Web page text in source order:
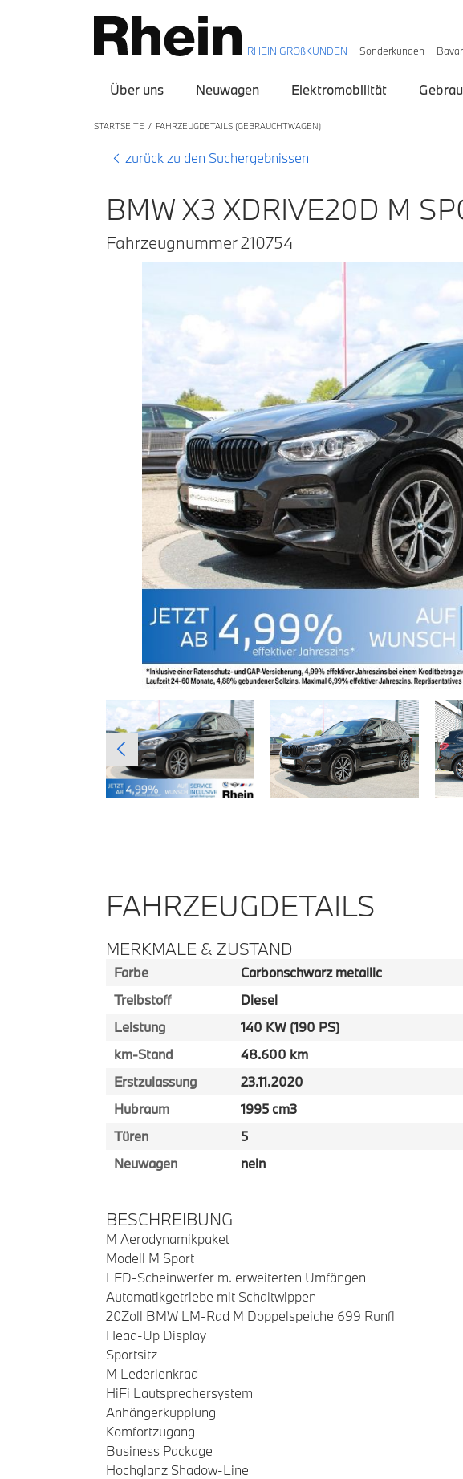
RHEIN GROßKUNDEN Sonderkunden
Über uns Neuwagen Elektromobilität
STARTSEITE FAHRZEUGDETAILS (GEBRAUCHTWAGEN)
zurück zu den Suchergebnissen
BMW X3 XDRIVE20D M
Fahrzeugnummer 210754
FAHRZEUGDETAILS
MERKMALE & ZUSTAND
Farbe
Carbonschwarz metallic
Treibstoff
Diesel
Leistung
140 KW (190 PS)
km-Stand
48.600 km
Erstzulassung
23.11.2020
Hubraum
1995 cm3
Türen
5
Neuwagen
nein
BESCHREIBUNG
M Aerodynamikpaket
Modell M Sport
LED-Scheinwerfer m. erweiterten Umfängen
Automatikgetriebe mit Schaltwippen
20Zoll BMW LM-Rad M Doppelspeiche 699 Runfl
Head-Up Display
Sportsitz
M Lederlenkrad
HiFi Lautsprechersystem
Anhängerkupplung
Komfortzugang
Business Package
Hochglanz Shadow-Line